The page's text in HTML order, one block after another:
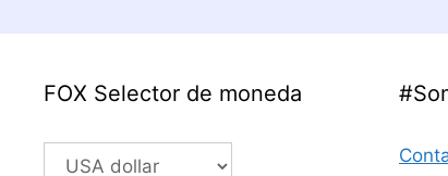
FOX Selector de moneda